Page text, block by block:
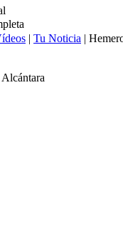
| Tu Noticia |